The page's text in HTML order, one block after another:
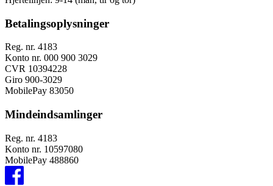
Betalingsoplysninger
Reg. nr. 4183
Konto nr. 000 900 3029
CVR 10394228
Giro 900-3029
MobilePay 83050
Mindeindsamlinger
Reg. nr. 4183
Konto nr. 10597080
MobilePay 488860